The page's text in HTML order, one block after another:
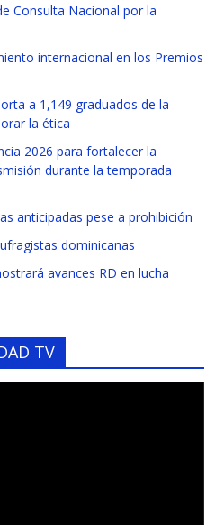
Consulta Nacional por la
internacional en los Premios
a 1,149 graduados de la
la ética
2026 para fortalecer la
durante la temporada
anticipadas pese a prohibición
dominicanas
avances RD en lucha
TV